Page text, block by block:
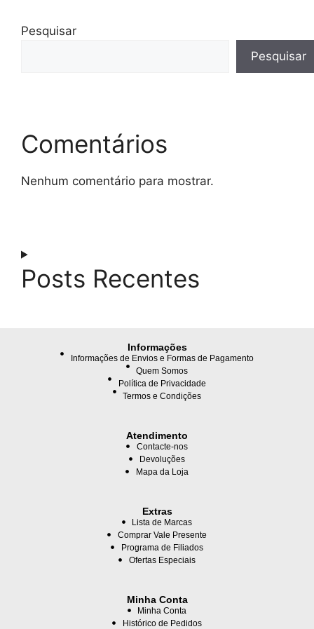
Pesquisar
Pesquisar
Comentários
Nenhum comentário para mostrar.
Posts Recentes
Informações
Informações de Envios e Formas de Pagamento
Quem Somos
Política de Privacidade
Termos e Condições
Atendimento
Contacte-nos
Devoluções
Mapa da Loja
Extras
Lista de Marcas
Comprar Vale Presente
Programa de Filiados
Ofertas Especiais
Minha Conta
Minha Conta
Histórico de Pedidos